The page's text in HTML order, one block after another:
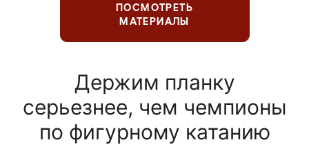
ПОСМОТРЕТЬ
МАТЕРИАЛЫ
Держим планку
серьезнее, чем чемпионы
по фигурному катанию